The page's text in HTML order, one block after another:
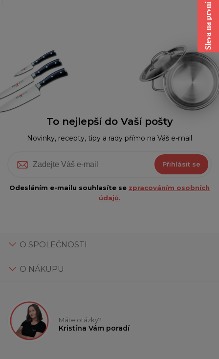
To nejlepší do Vaší pošty
Novinky, recepty, tipy a rady přímo na Váš e-mail
Přihlásit se
Odesláním e-mailu souhlasíte se zpracováním osobních
údajů.
O SPOLEČNOSTI
O NÁKUPU
Máte otázky?
Kristína Vám poradí